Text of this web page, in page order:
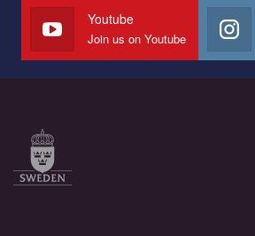
СОГИ в Украине.
Все, что вам нужно сделать - это зайти
по этой ссылке и поставить лайк под
Youtube
Join us on Youtube